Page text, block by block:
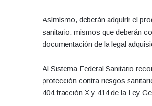
Asimismo, deberán adquirir el
sanitario, mismos que deberán
documentación de la legal
Al Sistema Federal Sanitario
protección contra riesgos
404 fracción X y 414 de la Ley